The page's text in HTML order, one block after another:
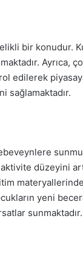
bir konudur.
Ayrıca,
edilerek
sağlamaktadır.
düzeyini
yeni
sunmaktadır.